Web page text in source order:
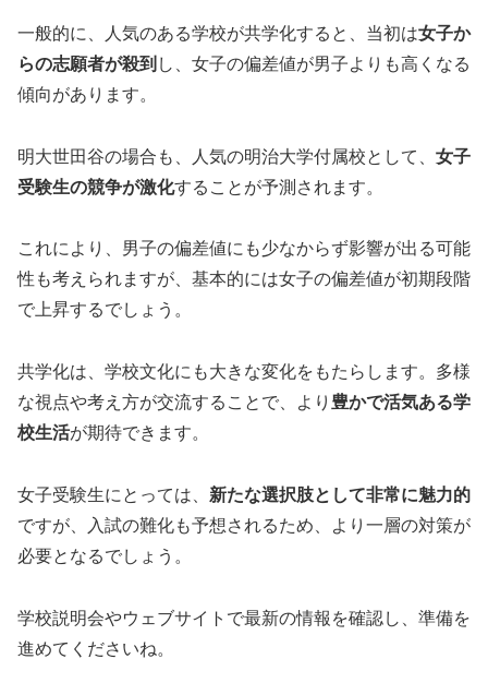
一般的に、人気のある学校が共学化すると、当初は女子か
らの志願者が殺到 し、女子の偏差値が男子よりも高くなる
傾向があります。
明大世田谷の場合も、人気の明治大学付属校として、 女子
受験生の競争が激化することが予測されます。
これにより、男子の偏差値にも少なからず影響が出る可能
性も考えられますが、基本的には女子の偏差値が初期段階
で上昇するでしょう。
共学化は、学校文化にも大きな変化をもたらします。多様
な視点や考え方が交流することで、より 豊かで活気ある学
校生活が期待できます。
女子受験生にとっては、 新たな選択肢として非常に魅力的
ですが、入試の難化も予想されるため、より一層の対策が
必要となるでしょう。
学校説明会やウェブサイトで最新の情報を確認し、準備を
進めてくださいね。